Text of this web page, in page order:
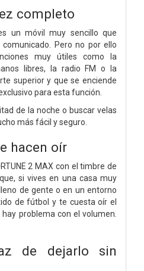
completo
un móvil muy sencillo que
Pero no por ello
muy útiles como la
libres, la radio FM o la
superior y que se enciende
para esta función.
de la noche o buscar velas
más fácil y seguro.
hacen oír
2 MAX con el timbre de
si vives en una casa muy
de gente o en un entorno
de fútbol y te cuesta oír el
problema con el volumen.
de dejarlo sin